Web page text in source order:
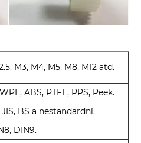
M3, M4, M5, M8, M12 atd.
ABS, PTFE, PPS, Peek.
JIS, BS a nestandardní.
DIN9.